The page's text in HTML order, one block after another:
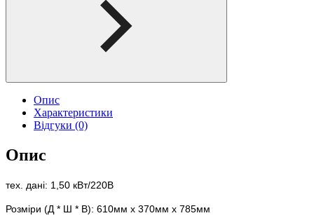
Опис
Характеристики
Відгуки (0)
Опис
тех. дані: 1,50 кВт/220В
Розміри (Д * Ш * В): 610мм x 370мм x 785мм